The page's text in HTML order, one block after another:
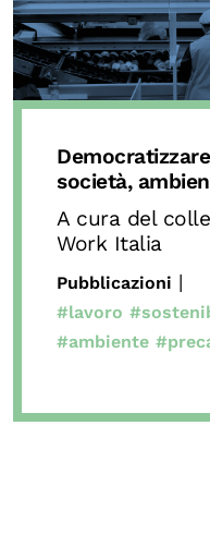
società,
A cura del
Work Italia
Pubblicazioni |
#lavoro
#ambiente